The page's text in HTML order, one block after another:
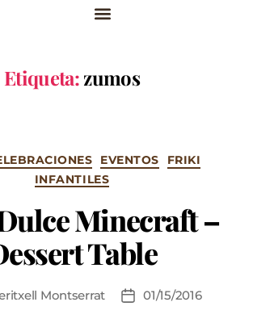
Etiqueta:zumos
EVENTOS
FRIKI
INFANTILES
Minecraft –
Table
Montserrat 01/15/2016